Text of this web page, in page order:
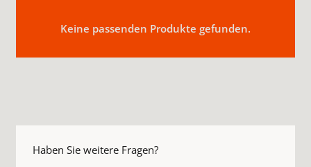
Keine passenden Produkte gefunden.
Haben Sie weitere Fragen?